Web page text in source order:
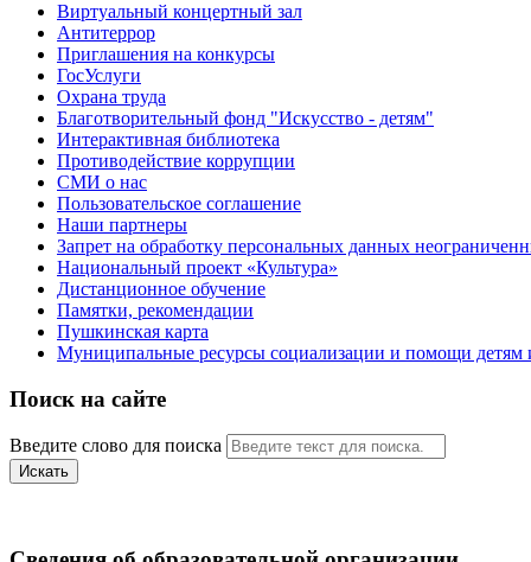
Виртуальный концертный зал
Антитеррор
Приглашения на конкурсы
ГосУслуги
Охрана труда
Благотворительный фонд "Искусство - детям"
Интерактивная библиотека
Противодействие коррупции
СМИ о нас
Пользовательское соглашение
Наши партнеры
Запрет на обработку персональных данных
Национальный проект «Культура»
Дистанционное обучение
Памятки, рекомендации
Пушкинская карта
Муниципальные ресурсы социализации и помощи
Поиск на сайте
Введите слово для поиска
Искать